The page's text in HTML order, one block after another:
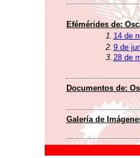
Efémérides de:
1. 14 de
2. 9 de
3. 28 de
Documentos de:
Galería de